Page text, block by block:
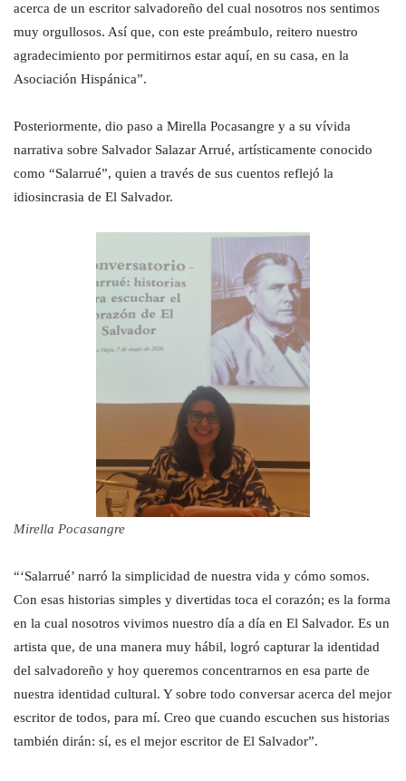
acerca de un escritor salvadoreño del cual nosotros nos sentimos
muy orgullosos. Así que, con este preámbulo, reitero nuestro
agradecimiento por permitirnos estar aquí, en su casa, en la
Asociación Hispánica”.
Posteriormente, dio paso a Mirella Pocasangre y a su vívida
narrativa sobre Salvador Salazar Arrué, artísticamente conocido
como “Salarrué”, quien a través de sus cuentos reflejó la
idiosincrasia de El Salvador.
Mirella Pocasangre
“‘Salarrué’ narró la simplicidad de nuestra vida y cómo somos.
Con esas historias simples y divertidas toca el corazón; es la forma
en la cual nosotros vivimos nuestro día a día en El Salvador. Es un
artista que, de una manera muy hábil, logró capturar la identidad
del salvadoreño y hoy queremos concentrarnos en esa parte de
nuestra identidad cultural. Y sobre todo conversar acerca del mejor
escritor de todos, para mí. Creo que cuando escuchen sus historias
también dirán: sí, es el mejor escritor de El Salvador”.